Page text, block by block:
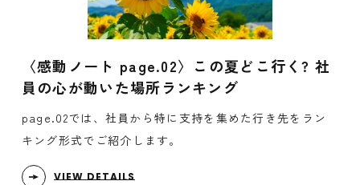
〈感動ノート page.02〉この夏どこ行く? 社
員の心が動いた場所ランキング
page.02では、社員から特に支持を集めた行き先をラン
キング形式でご紹介します。
VIEW DETAILS